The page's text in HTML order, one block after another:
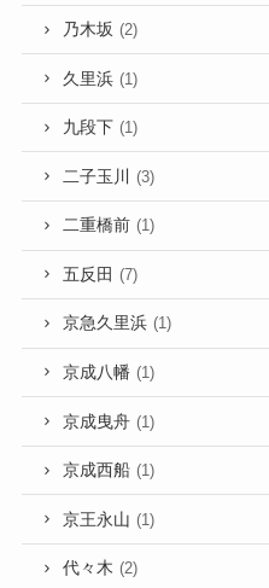
乃木坂 (2)
久里浜 (1)
九段下 (1)
二子玉川 (3)
二重橋前 (1)
五反田 (7)
京急久里浜 (1)
京成八幡 (1)
京成曳舟 (1)
京成西船 (1)
京王永山 (1)
代々木 (2)